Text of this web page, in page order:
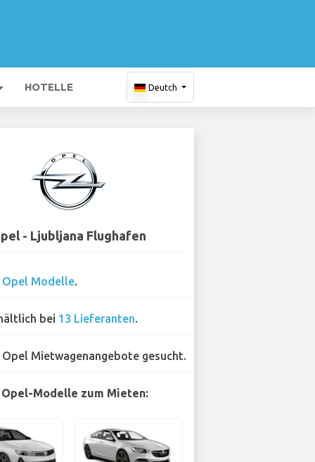
HOTELLE Deutch
- Ljubljana Flughafen
Opel Modelle.
bei 13 Lieferanten.
Opel Mietwagenangebote gesucht.
Modelle zum Mieten: